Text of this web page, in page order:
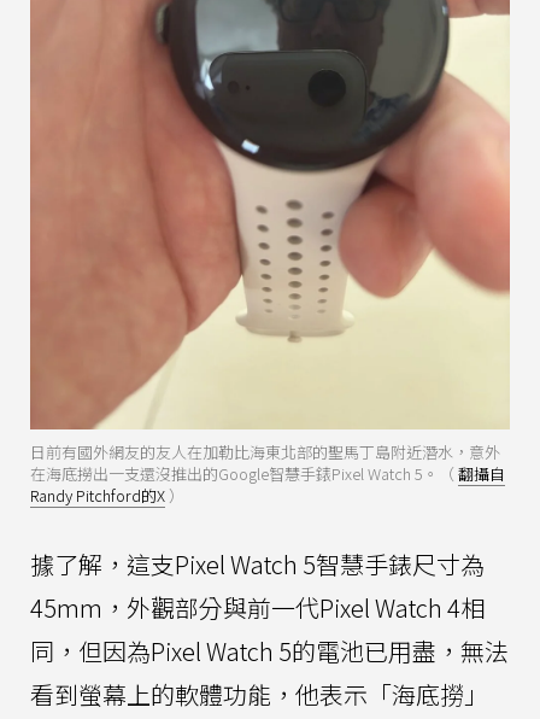
日前有國外網友的友人在加勒比海東北部的聖馬丁島附近潛水，意外
在海底撈出一支還沒推出的Google智慧手錶Pixel Watch 5。（ 翻攝自
Randy Pitchford的X ）
據了解，這支Pixel Watch 5智慧手錶尺寸為
45mm，外觀部分與前一代Pixel Watch 4相
同，但因為Pixel Watch 5的電池已用盡，無法
看到螢幕上的軟體功能，他表示「海底撈」